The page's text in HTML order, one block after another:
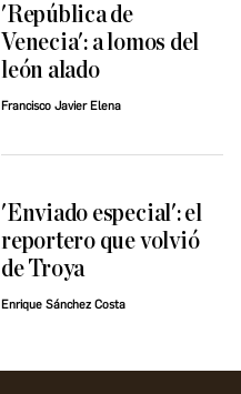
'República de
Venecia': a lomos del
león alado
Francisco Javier Elena
'Enviado especial': el
reportero que volvió
de Troya
Enrique Sánchez Costa